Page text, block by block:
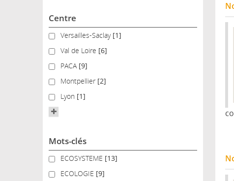
Centre
Versailles-Saclay
Versailles-Saclay [1]
Val de Loire
Val de Loire [6]
PACAPACA [9]
Montpellier
Montpellier [2]
LyonLyon [1]
Mots-clés
ECOSYSTEME
ECOSYSTEME [13]
ECOLOGIE
ECOLOGIE [9]